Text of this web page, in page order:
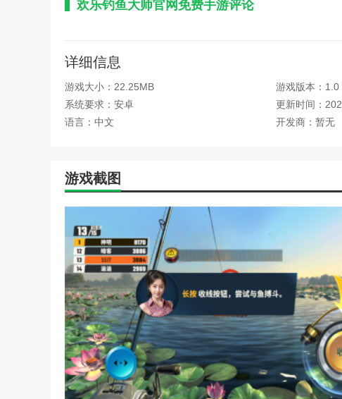
欢乐钓鱼大师官网免费手游评论
本站为您提供欢乐钓鱼大师官网免费版手机游戏。欢迎记网站
热门搜索: 世界末日生存游戏攻略破解版(世界末日生存破解版最
略) 野外生存的世界游戏攻略综合篇(模拟野外生存游戏大全)
详细信息
游戏大小：22.25MB
游戏版本：1.0
系统要求：安卓
更新时间：
语言：中文
开发商：暂无
游戏截图